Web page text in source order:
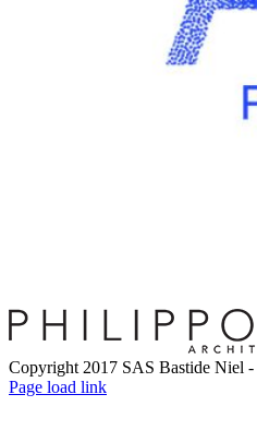
Copyright 2017 SAS Bastide Niel -
Facebook
Twitter
LinkedIn
Instagram
Pinterest
Page load link